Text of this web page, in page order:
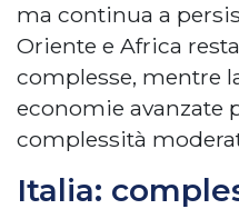
ma continua a
Oriente e Africa
complesse, mentre
economie avanzate
complessità
Italia: